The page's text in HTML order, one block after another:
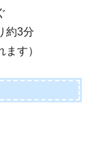
約3分
す）